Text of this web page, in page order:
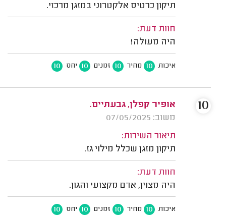
תיקון כרטיס אלקטרוני במזגן מרכזי.
חוות דעת:
היה מעולה!
איכות 10 מחיר 10 זמנים 10 יחס 10
אופיר קפלן, גבעתיים.
משוב: 07/05/2025
תיאור השירות:
תיקון מזגן שכלל מילוי גז.
חוות דעת:
היה מצוין, אדם מקצועי והגון.
איכות 10 מחיר 10 זמנים 10 יחס 10
10